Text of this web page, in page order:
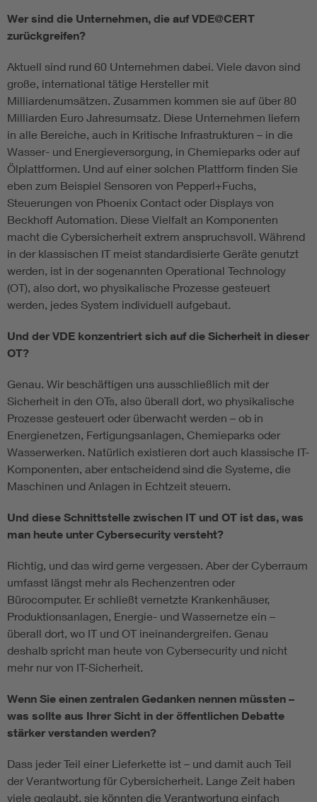
Wer sind die Unternehmen, die auf VDE@CERT
zurückgreifen?
Aktuell sind rund 60 Unternehmen dabei. Viele davon sind
große, international tätige Hersteller mit
Milliardenumsätzen. Zusammen kommen sie auf über 80
Milliarden Euro Jahresumsatz. Diese Unternehmen liefern
in alle Bereiche, auch in Kritische Infrastrukturen – in die
Wasser- und Energieversorgung, in Chemieparks oder auf
Ölplattformen. Und auf einer solchen Plattform finden Sie
eben zum Beispiel Sensoren von Pepperl+Fuchs,
Steuerungen von Phoenix Contact oder Displays von
Beckhoff Automation. Diese Vielfalt an Komponenten
macht die Cybersicherheit extrem anspruchsvoll. Während
in der klassischen IT meist standardisierte Geräte genutzt
werden, ist in der sogenannten Operational Technology
(OT), also dort, wo physikalische Prozesse gesteuert
werden, jedes System individuell aufgebaut.
Und der VDE konzentriert sich auf die Sicherheit in dieser
OT?
Genau. Wir beschäftigen uns ausschließlich mit der
Sicherheit in den OTs, also überall dort, wo physikalische
Prozesse gesteuert oder überwacht werden – ob in
Energienetzen, Fertigungsanlagen, Chemieparks oder
Wasserwerken. Natürlich existieren dort auch klassische IT-
Komponenten, aber entscheidend sind die Systeme, die
Maschinen und Anlagen in Echtzeit steuern.
Und diese Schnittstelle zwischen IT und OT ist das, was
man heute unter Cybersecurity versteht?
Richtig, und das wird gerne vergessen. Aber der Cyberraum
umfasst längst mehr als Rechenzentren oder
Bürocomputer. Er schließt vernetzte Krankenhäuser,
Produktionsanlagen, Energie- und Wassernetze ein –
überall dort, wo IT und OT ineinandergreifen. Genau
deshalb spricht man heute von Cybersecurity und nicht
mehr nur von IT-Sicherheit.
Wenn Sie einen zentralen Gedanken nennen müssten –
was sollte aus Ihrer Sicht in der öffentlichen Debatte
stärker verstanden werden?
Dass jeder Teil einer Lieferkette ist – und damit auch Teil
der Verantwortung für Cybersicherheit. Lange Zeit haben
viele geglaubt, sie könnten die Verantwortung einfach